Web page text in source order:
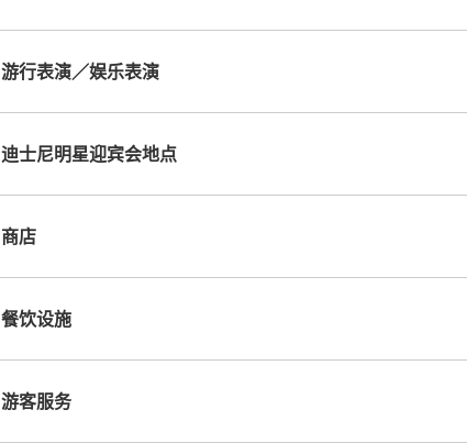
游行表演／娱乐表演
迪士尼明星迎宾会地点
商店
餐饮设施
游客服务